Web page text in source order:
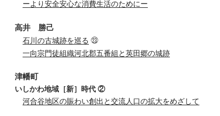
ーより安全安心な消費生活のためにー
高井 勝己
石川の古城跡を巡る ㉓
一向宗門徒組織河北郡五番組と英田郷の城跡
津幡町
いしかわ地域［新］時代 ②
河合谷地区の賑わい創出と交流人口の拡大をめざして